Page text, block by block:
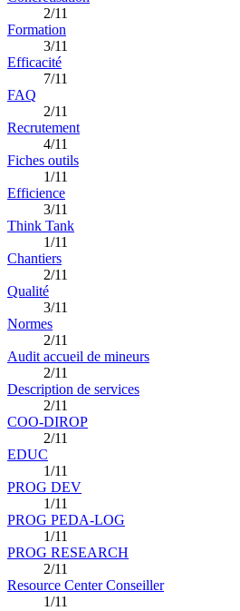
2/11
Formation
3/11
Efficacité
7/11
FAQ
2/11
Recrutement
4/11
Fiches outils
1/11
Efficience
3/11
Think Tank
1/11
Chantiers
2/11
Qualité
3/11
Normes
2/11
Audit accueil de mineurs
2/11
Description de services
2/11
COO-DIROP
2/11
EDUC
1/11
PROG DEV
1/11
PROG PEDA-LOG
1/11
PROG RESEARCH
2/11
Resource Center Conseiller
1/11